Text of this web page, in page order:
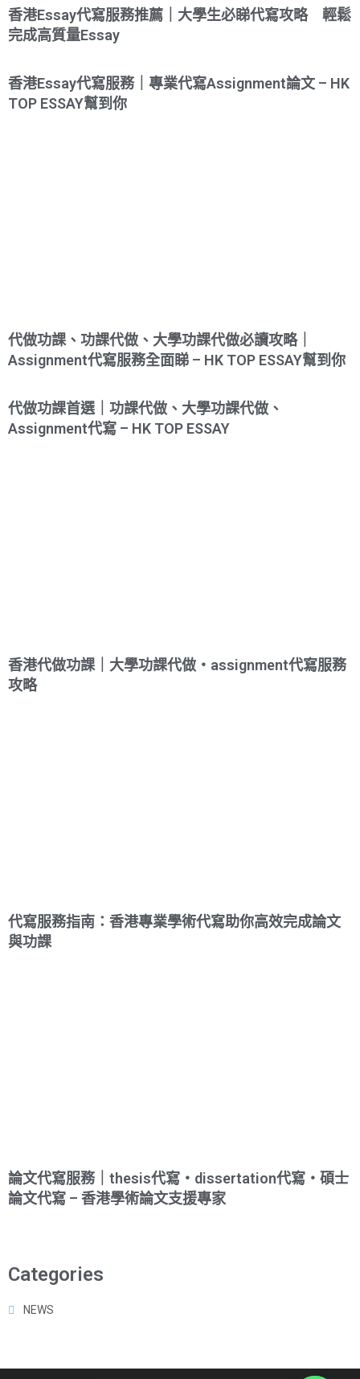
香港Essay代寫服務推薦｜大學生必睇代寫攻略 輕鬆
完成高質量Essay
香港Essay代寫服務｜專業代寫Assignment論文 – HK
TOP ESSAY幫到你
代做功課、功課代做、大學功課代做必讀攻略｜
Assignment代寫服務全面睇 – HK TOP ESSAY幫到你
代做功課首選｜功課代做、大學功課代做、
Assignment代寫 – HK TOP ESSAY
香港代做功課｜大學功課代做・assignment代寫服務
攻略
代寫服務指南：香港專業學術代寫助你高效完成論文
與功課
論文代寫服務｜thesis代寫・dissertation代寫・碩士
論文代寫 – 香港學術論文支援專家
Categories
NEWS